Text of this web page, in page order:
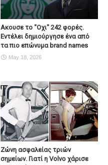
Ακουσε το "Οχι" 242 φορές.
Εντέλει δημιούργησε ένα από
τα πιο επώνυμα brand names
May 18, 2026
Ζώνη ασφαλείας τριών
σημείων. Γιατί η Volvo χάρισε